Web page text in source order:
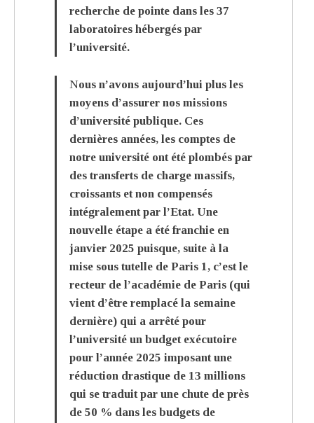
recherche de pointe dans les 37
laboratoires hébergés par
l’université.
Nous n’avons aujourd’hui plus les
moyens d’assurer nos missions
d’université publique. Ces
dernières années, les comptes de
notre université ont été plombés par
des transferts de charge massifs,
croissants et non compensés
intégralement par l’Etat. Une
nouvelle étape a été franchie en
janvier 2025 puisque, suite à la
mise sous tutelle de Paris 1, c’est le
recteur de l’académie de Paris (qui
vient d’être remplacé la semaine
dernière) qui a arrêté pour
l’université un budget exécutoire
pour l’année 2025 imposant une
réduction drastique de 13 millions
qui se traduit par une chute de près
de 50 % dans les budgets de